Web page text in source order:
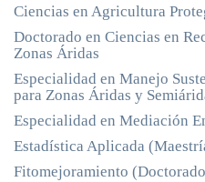
Ciencias en Agricultura
Doctorado en Ciencias en
Zonas Áridas
Especialidad en Manejo
para Zonas Áridas y
Especialidad en Mediación
Estadística Aplicada
Fitomejoramiento